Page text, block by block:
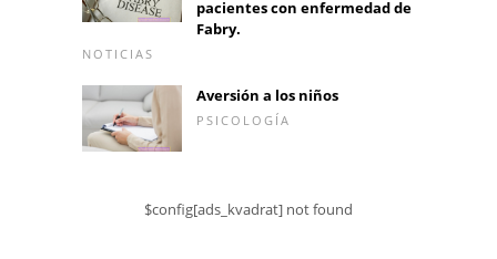
pacientes con enfermedad de
Fabry.
NOTICIAS
Aversión a los niños
PSICOLOGÍA
$config[ads_kvadrat] not found